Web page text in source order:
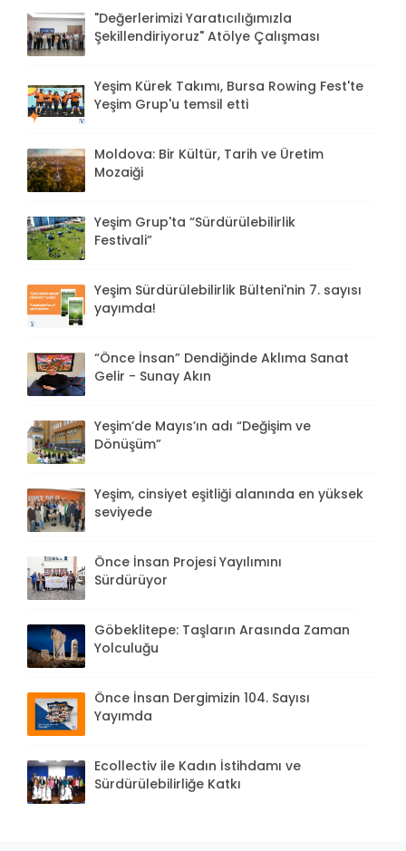
"Değerlerimizi Yaratıcılığımızla
Şekillendiriyoruz" Atölye Çalışması
Yeşim Kürek Takımı, Bursa Rowing Fest'te
Yeşim Grup'u temsil etti
Moldova: Bir Kültür, Tarih ve Üretim
Mozaiği
Yeşim Grup'ta “Sürdürülebilirlik
Festivali”
Yeşim Sürdürülebilirlik Bülteni'nin 7. sayısı
yayımda!
“Önce İnsan” Dendiğinde Aklıma Sanat
Gelir - Sunay Akın
Yeşim’de Mayıs’ın adı “Değişim ve
Dönüşüm”
Yeşim, cinsiyet eşitliği alanında en yüksek
seviyede
Önce İnsan Projesi Yayılımını
Sürdürüyor
Göbeklitepe: Taşların Arasında Zaman
Yolculuğu
Önce İnsan Dergimizin 104. Sayısı
Yayımda
Ecollectiv ile Kadın İstihdamı ve
Sürdürülebilirliğe Katkı